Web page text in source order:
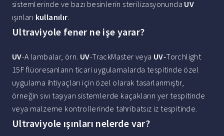
sistemlerinde ve bazı besinlerin sterilizasyonunda UV
ışınları kullanılır.
Ultraviyole fener ne işe yarar?
UV-A lambalar, örn. UV-TrackMaster veya UV‑Torchlight
15F flüoresanların ticari uygulamalarda tespitinde özel
uygulama ihtiyaçları için özel olarak tasarlanmıştır,
örneğin sıvı taşıyan sistemlerde kaçakların yer tespitinde
veya malzeme kontrollerinde tahribatsız iz tespitinde.
Ultraviyole ışınları nelerde var?